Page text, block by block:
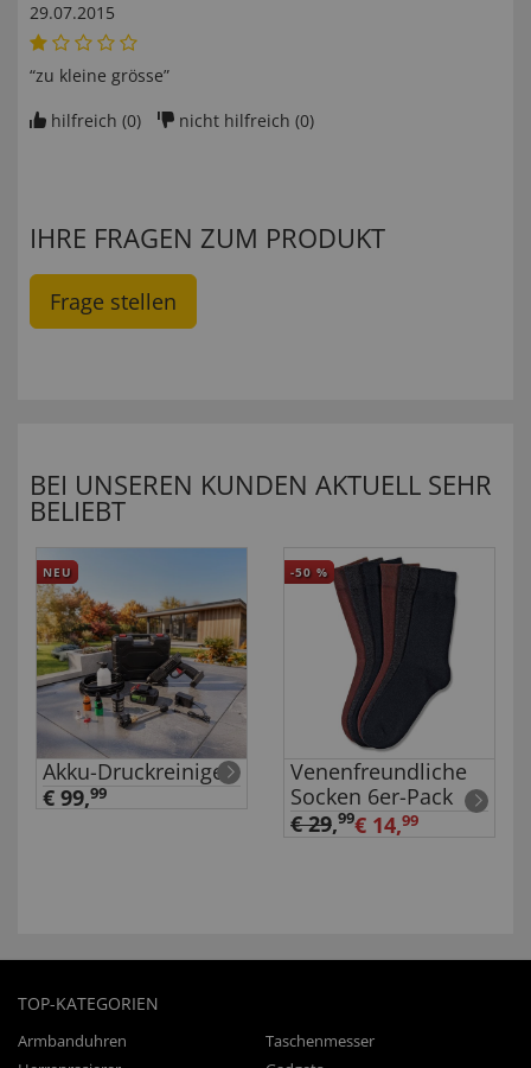
29.07.2015
“zu kleine grösse”
hilfreich (0) nicht hilfreich (0)
IHRE FRAGEN ZUM PRODUKT
Frage stellen
BEI UNSEREN KUNDEN AKTUELL SEHR
BELIEBT
NEU
Akku-Druckreiniger
€ 99,99
-50 %
Venenfreundliche
Socken 6er-Pack
€ 29,99€ 14,99
TOP-KATEGORIEN
Armbanduhren
Taschenmesser